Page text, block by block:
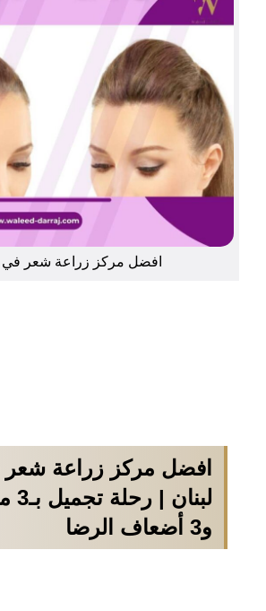
افضل مركز زراعة شعر في
افضل مركز زراعة
و3 أضعاف الرضا